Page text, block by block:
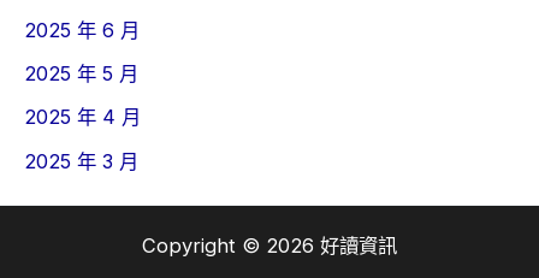
2025 年 6 月
2025 年 5 月
2025 年 4 月
2025 年 3 月
Copyright © 2026 好讀資訊